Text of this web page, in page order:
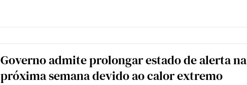
Governo admite prolongar estado de alerta na
próxima semana devido ao calor extremo